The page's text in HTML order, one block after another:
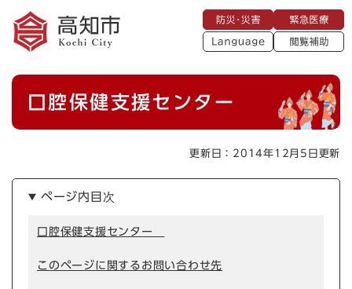
メニューを飛ばして本文へ
災
・
災
急
医
療
L
a
a
g
閲
助
本
口腔保健支援センター
更新日：2014年12月5日更新
ページ内目次
口腔保健支援センター
このページに関するお問い合わせ先